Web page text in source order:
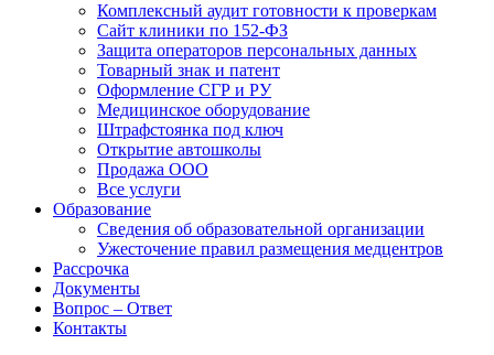
Комплексный аудит готовности к проверкам
Сайт клиники по 152-ФЗ
Защита операторов персональных данных
Товарный знак и патент
Оформление СГР и РУ
Медицинское оборудование
Штрафстоянка под ключ
Открытие автошколы
Продажа ООО
Все услуги
Образование
Сведения об образовательной организации
Ужесточение правил размещения медцентров
Рассрочка
Документы
Вопрос – Ответ
Контакты